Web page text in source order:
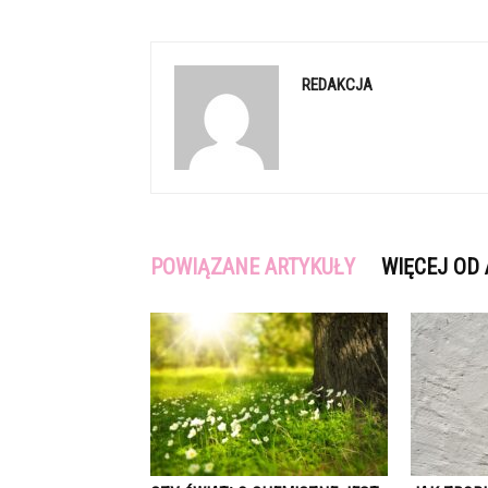
REDAKCJA
POWIĄZANE ARTYKUŁY WIĘCEJ OD